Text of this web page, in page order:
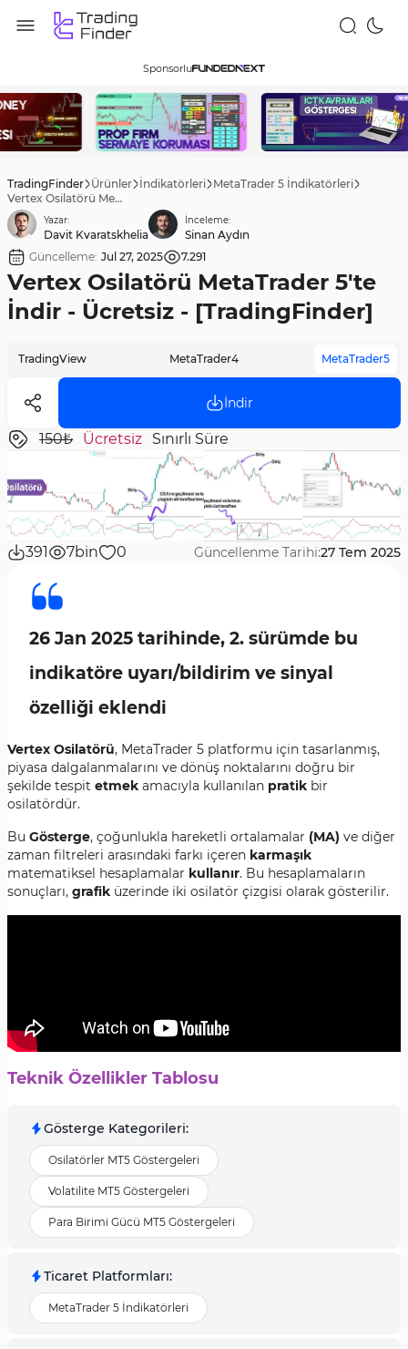
Sponsorlu
TradingFinder Ürünler İndikatörleri MetaTrader 5 İndikatörleri
Vertex Osilatörü MetaTrader 5'te İndir - Ücretsiz - [TradingFinder]
Yazar:
Davit Kvaratskhelia
İnceleme:
Sinan Aydın
Güncelleme: Jul 27, 2025 7.291
Vertex Osilatörü MetaTrader 5'te
İndir - Ücretsiz - [TradingFinder]
TradingView MetaTrader4 MetaTrader5
İndir
150₺ Ücretsiz Sınırlı Süre
391 7bin 0 Güncellenme Tarihi:27 Tem 2025
26 Jan 2025 tarihinde, 2. sürümde bu
indikatöre uyarı/bildirim ve sinyal
özelliği eklendi
Vertex Osilatörü, MetaTrader 5 platformu için tasarlanmış,
piyasa dalgalanmalarını ve dönüş noktalarını doğru bir
şekilde tespit etmek amacıyla kullanılan pratik bir
osilatördür.
Bu Gösterge, çoğunlukla hareketli ortalamalar (MA) ve diğer
zaman filtreleri arasındaki farkı içeren karmaşık
matematiksel hesaplamalar kullanır. Bu hesaplamaların
sonuçları, grafik üzerinde iki osilatör çizgisi olarak gösterilir.
Teknik Özellikler Tablosu
Gösterge Kategorileri:
Osilatörler MT5 Göstergeleri
Volatilite MT5 Göstergeleri
Para Birimi Gücü MT5 Göstergeleri
Ticaret Platformları:
MetaTrader 5 İndikatörleri